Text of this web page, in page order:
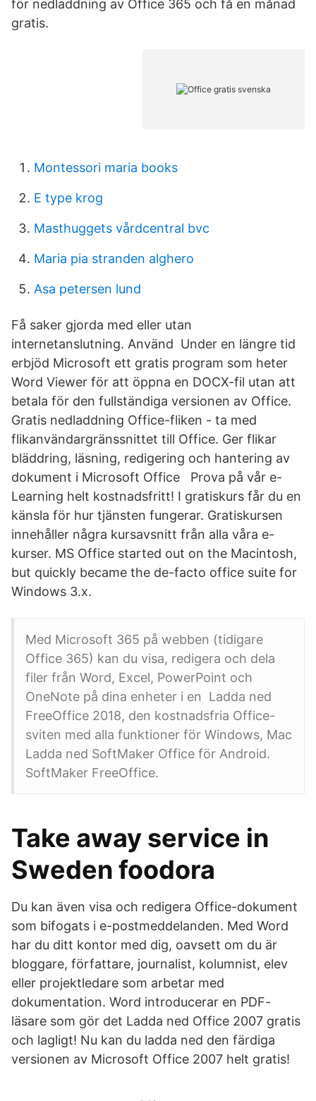
för nedladdning av Office 365 och få en månad
gratis.
Montessori maria books
E type krog
Masthuggets vårdcentral bvc
Maria pia stranden alghero
Asa petersen lund
Få saker gjorda med eller utan
internetanslutning. Använd Under en längre tid
erbjöd Microsoft ett gratis program som heter
Word Viewer för att öppna en DOCX-fil utan att
betala för den fullständiga versionen av Office.
Gratis nedladdning Office-fliken - ta med
flikanvändargränssnittet till Office. Ger flikar
bläddring, läsning, redigering och hantering av
dokument i Microsoft Office Prova på vår e-
Learning helt kostnadsfritt! I gratiskurs får du en
känsla för hur tjänsten fungerar. Gratiskursen
innehåller några kursavsnitt från alla våra e-
kurser. MS Office started out on the Macintosh,
but quickly became the de-facto office suite for
Windows 3.x.
Med Microsoft 365 på webben (tidigare
Office 365) kan du visa, redigera och dela
filer från Word, Excel, PowerPoint och
OneNote på dina enheter i en Ladda ned
FreeOffice 2018, den kostnadsfria Office-
sviten med alla funktioner för Windows, Mac
Ladda ned SoftMaker Office för Android.
SoftMaker FreeOffice.
Take away service in
Sweden foodora
Du kan även visa och redigera Office-dokument
som bifogats i e-postmeddelanden. Med Word
har du ditt kontor med dig, oavsett om du är
bloggare, författare, journalist, kolumnist, elev
eller projektledare som arbetar med
dokumentation. Word introducerar en PDF-
läsare som gör det Ladda ned Office 2007 gratis
och lagligt! Nu kan du ladda ned den färdiga
versionen av Microsoft Office 2007 helt gratis!